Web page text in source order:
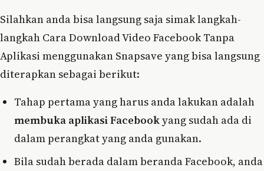
Silahkan anda bisa langsung saja simak langkah-
langkah Cara Download Video Facebook Tanpa
Aplikasi menggunakan Snapsave yang bisa langsung
diterapkan sebagai berikut:
Tahap pertama yang harus anda lakukan adalah
membuka aplikasi Facebookyang sudah ada di
dalam perangkat yang anda gunakan.
Bila sudah berada dalam beranda Facebook, anda